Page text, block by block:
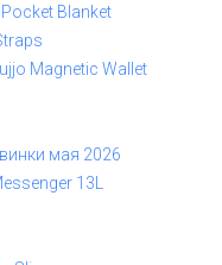
Blanket
Magnetic Wallet
мая 2026
13L